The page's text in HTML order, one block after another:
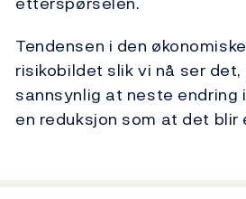
Tendensen i den
risikobildet slik vi nå ser
sannsynlig at neste
en reduksjon som at det blir